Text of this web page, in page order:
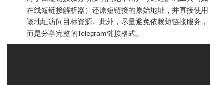
在线短链接解析器）还原短链接的原始地址，并直接使用
该地址访问目标资源。此外，尽量避免依赖短链接服务，
而是分享完整的Telegram链接格式。